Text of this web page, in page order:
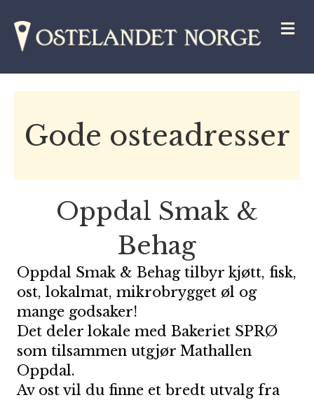
Gode osteadresser
Oppdal Smak &
Behag
Oppdal Smak & Behag tilbyr kjøtt, fisk,
ost, lokalmat, mikrobrygget øl og
mange godsaker!
Det deler lokale med Bakeriet SPRØ
som tilsammen utgjør Mathallen
Oppdal.
Av ost vil du finne et bredt utvalg fra